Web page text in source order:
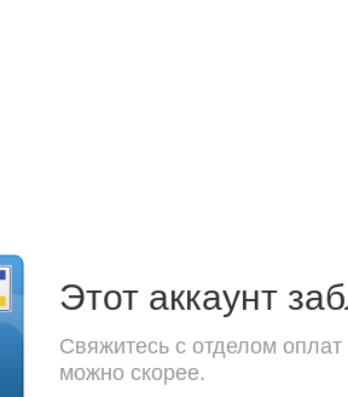
Этот аккаунт
Свяжитесь с отделом
можно скорее.